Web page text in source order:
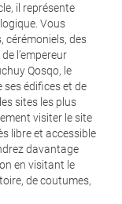
il représente
Vous
cérémoniels, des
l’empereur
Qosqo, le
ses édifices et de
sites les plus
visiter le site
libre et accessible
davantage
en visitant le
de coutumes,